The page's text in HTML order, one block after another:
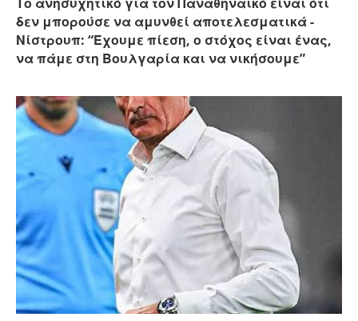
δεν μπορούσε να αμυνθεί αποτελεσματικά -
Νίστρουπ: “Έχουμε πίεση, ο στόχος είναι ένας,
να πάμε στη Βουλγαρία και να νικήσουμε”